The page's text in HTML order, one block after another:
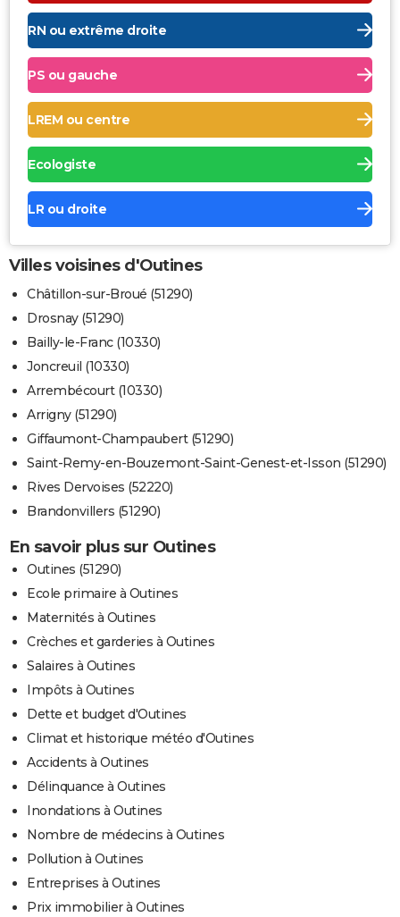
RN ou extrême droite
PS ou gauche
LREM ou centre
Ecologiste
LR ou droite
Villes voisines d'Outines
Châtillon-sur-Broué (51290)
Drosnay (51290)
Bailly-le-Franc (10330)
Joncreuil (10330)
Arrembécourt (10330)
Arrigny (51290)
Giffaumont-Champaubert (51290)
Saint-Remy-en-Bouzemont-Saint-Genest-et-Isson (51290)
Rives Dervoises (52220)
Brandonvillers (51290)
En savoir plus sur Outines
Outines (51290)
Ecole primaire à Outines
Maternités à Outines
Crèches et garderies à Outines
Salaires à Outines
Impôts à Outines
Dette et budget d'Outines
Climat et historique météo d'Outines
Accidents à Outines
Délinquance à Outines
Inondations à Outines
Nombre de médecins à Outines
Pollution à Outines
Entreprises à Outines
Prix immobilier à Outines